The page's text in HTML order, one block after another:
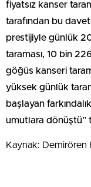
fiyatsız kanser
tarafından bu
prestijiyle günlük
taraması, 10 bin
göğüs kanseri
yüksek günlük
başlayan
umutlara dönüştü”
Kaynak: Demirören